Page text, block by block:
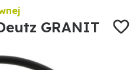
GRANIT